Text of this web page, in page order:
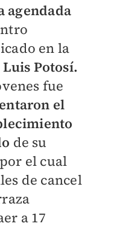
agendada
en la
Luis Potosí.
fue
el
de su
el cual
de cancel
a 17